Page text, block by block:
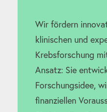
Wir fördern
klinischen und
Krebsforschung
Ansatz: Sie
Forschungsidee,
finanziellen